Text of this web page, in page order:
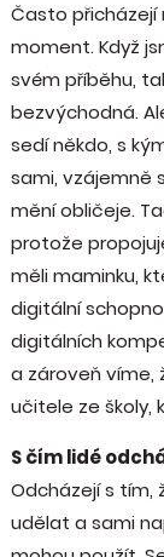
Často
moment. Když
svém příběhu,
bezvýchodná.
sedí někdo, s
sami, vzájemně
mění obličeje.
protože
měli maminku,
digitální
digitálních
a zároveň víme,
učitele ze školy,
S čím lidé
Odcházejí s tím,
udělat a sami